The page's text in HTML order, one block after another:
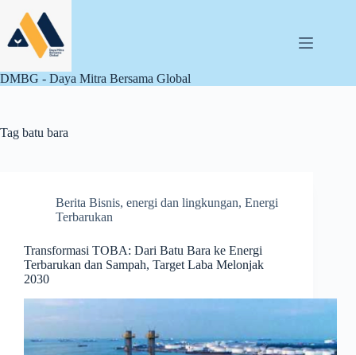
content
DMBG - Daya Mitra Bersama Global
Tag batu bara
Berita Bisnis, energi dan lingkungan, Energi
Terbarukan
Transformasi TOBA: Dari Batu Bara ke Energi
Terbarukan dan Sampah, Target Laba Melonjak
2030